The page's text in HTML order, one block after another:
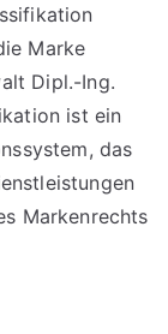
Marke
Dipl.-Ing.
ist ein
das
Markenrechts